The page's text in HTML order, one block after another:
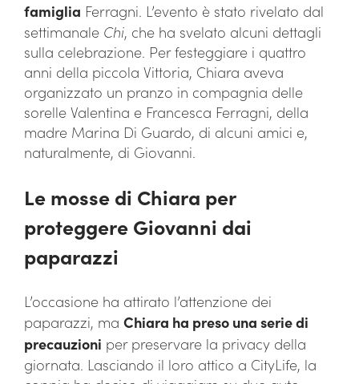
famiglia Ferragni. L’evento è stato rivelato dal
settimanale Chi, che ha svelato alcuni dettagli
sulla celebrazione. Per festeggiare i quattro
anni della piccola Vittoria, Chiara aveva
organizzato un pranzo in compagnia delle
sorelle Valentina e Francesca Ferragni, della
madre Marina Di Guardo, di alcuni amici e,
naturalmente, di Giovanni.
Le mosse di Chiara per
proteggere Giovanni dai
paparazzi
L’occasione ha attirato l’attenzione dei
paparazzi, ma Chiara ha preso una serie di
precauzioni per preservare la privacy della
giornata. Lasciando il loro attico a CityLife, la